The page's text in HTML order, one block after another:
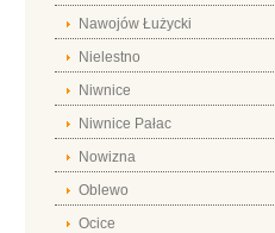
Nawojów Łużycki
Nielestno
Niwnice
Niwnice Pałac
Nowizna
Oblewo
Ocice